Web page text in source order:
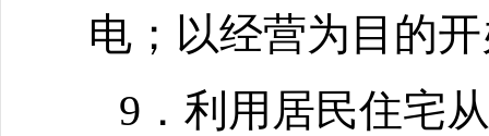
电；以经营为目的
9．利用居民住宅